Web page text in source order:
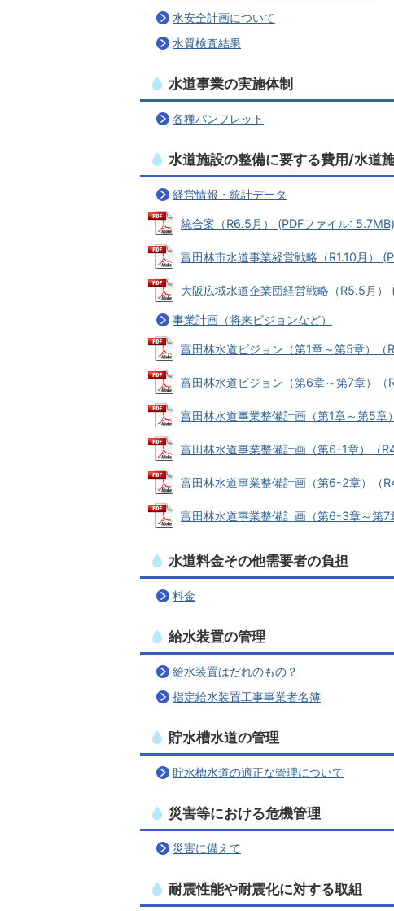
水安全計画について
水質検査結果
水道事業の実施体制
各種パンフレット
水道施設の整備に要する費用/水道
経営情報・統計データ
統合案（R6.5月） (PDFファイル: 5.7MB)
富田林市水道事業経営戦略（R1.10月）
大阪広域水道企業団経営戦略（R5.5月）
事業計画（将来ビジョンなど）
富田林水道ビジョン（第1章～第5章）（
富田林水道ビジョン（第6章～第7章）
富田林水道事業整備計画（第1章～第5
富田林水道事業整備計画（第6-1章）（
富田林水道事業整備計画（第6-2章）（
富田林水道事業整備計画（第6-3章～第
水道料金その他需要者の負担
料金
給水装置の管理
給水装置はだれのもの？
指定給水装置工事事業者名簿
貯水槽水道の管理
貯水槽水道の適正な管理について
災害等における危機管理
災害に備えて
耐震性能や耐震化に対する取組